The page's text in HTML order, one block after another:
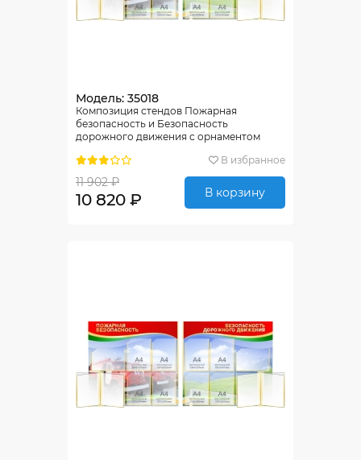
Модель: 35018
Композиция стендов Пожарная
безопасность и Безопасность
дорожного движения с орнаментом
В избранное
11 902 ₽
10 820 ₽ В корзину